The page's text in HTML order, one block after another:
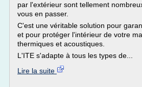
par l'extérieur sont tellement
vous en passer.
C'est une véritable solution pour
et pour protéger l'intérieur de votre
thermiques et acoustiques.
L'ITE s'adapte à tous les types de...
Lire la suite